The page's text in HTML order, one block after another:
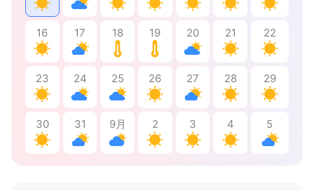
16 17 18 19 20 21 22
23 24 25 26 27 28 29
30 31 9月 2 3 4 5